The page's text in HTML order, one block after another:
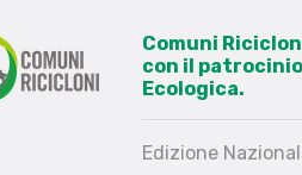
Comuni
con il
Ecologica.
Edizione